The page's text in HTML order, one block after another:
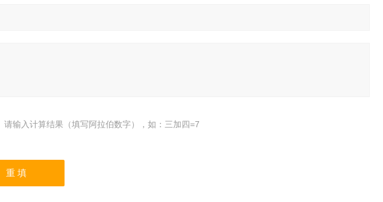
请输入计算结果（填写阿拉伯数字），如：三加四=7